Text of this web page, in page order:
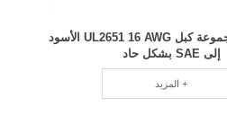
SAE لقطع مجموعة كبل UL2651 16 AWG الأسود
إلى SAE بشكل حاد
المزيد +